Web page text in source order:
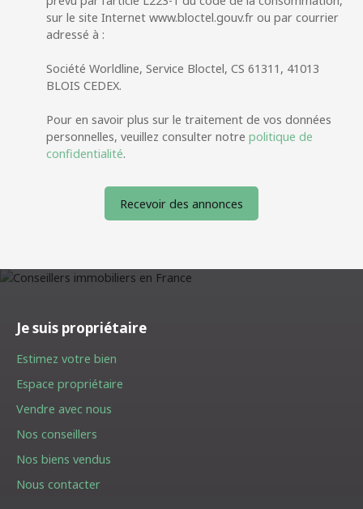
sur le site Internet www.bloctel.gouv.fr ou par courrier
adressé à :
Société Worldline, Service Bloctel, CS 61311, 41013
BLOIS CEDEX.
Pour en savoir plus sur le traitement de vos données
personnelles, veuillez consulter notre politique de
confidentialité.
Recevoir des annonces
Je suis propriétaire
Estimez votre bien
Espace propriétaire
Vendre avec nous
Nos conseillers
Nos biens vendus
Nous contacter